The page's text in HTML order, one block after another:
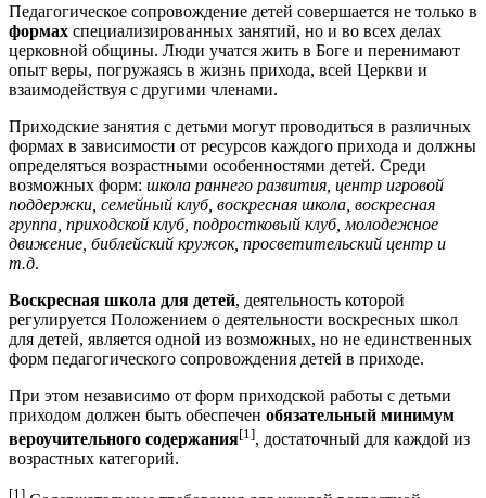
Педагогическое сопровождение детей совершается не только в
формах специализированных занятий, но и во всех делах
церковной общины. Люди учатся жить в Боге и перенимают
опыт веры, погружаясь в жизнь прихода, всей Церкви и
взаимодействуя с другими членами.
Приходские занятия с детьми могут проводиться в различных
формах в зависимости от ресурсов каждого прихода и должны
определяться возрастными особенностями детей. Среди
возможных форм: школа раннего развития, центр игровой
поддержки, семейный клуб, воскресная школа, воскресная
группа, приходской клуб, подростковый клуб, молодежное
движение, библейский кружок, просветительский центр и
т.д.
Воскресная школа для детей, деятельность которой
регулируется Положением о деятельности воскресных школ
для детей, является одной из возможных, но не единственных
форм педагогического сопровождения детей в приходе.
При этом независимо от форм приходской работы с детьми
приходом должен быть обеспечен обязательный минимум
вероучительного содержания[1], достаточный для каждой из
возрастных категорий.
[1]